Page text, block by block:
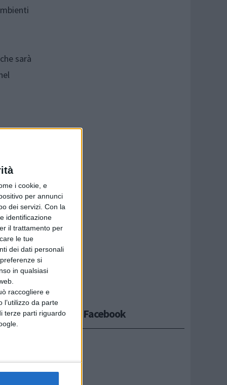
i cookie, e
per annunci
dei servizi. Con la
identificazione
il trattamento per
le tue
dei dati personali
si
in qualsiasi
raccogliere e
da parte
terze parti riguardo
sarà
e
di
Seguici su Facebook